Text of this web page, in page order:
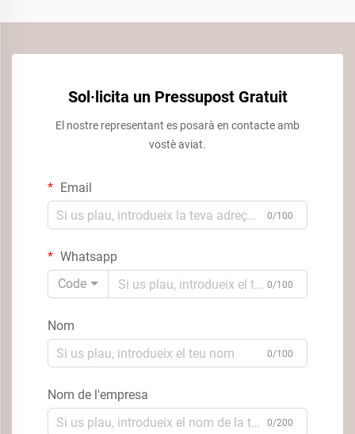
Sol·licita un Pressupost Gratuit
El nostre representant es posarà en contacte amb
vostè aviat.
Email
0/100
Whatsapp
Code
0/100
Nom
0/100
Nom de l'empresa
0/200